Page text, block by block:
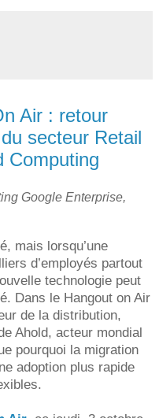
Air : retour
secteur Retail
Computing
Google Enterprise,
mais lorsqu’une
d’employés partout
technologie peut
Dans le Hangout on Air
de la distribution,
Ahold, acteur mondial
pourquoi la migration
adoption plus rapide